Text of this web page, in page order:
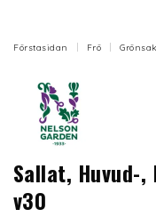
Förstasidan Frö
Sallat, Huvud-
v30